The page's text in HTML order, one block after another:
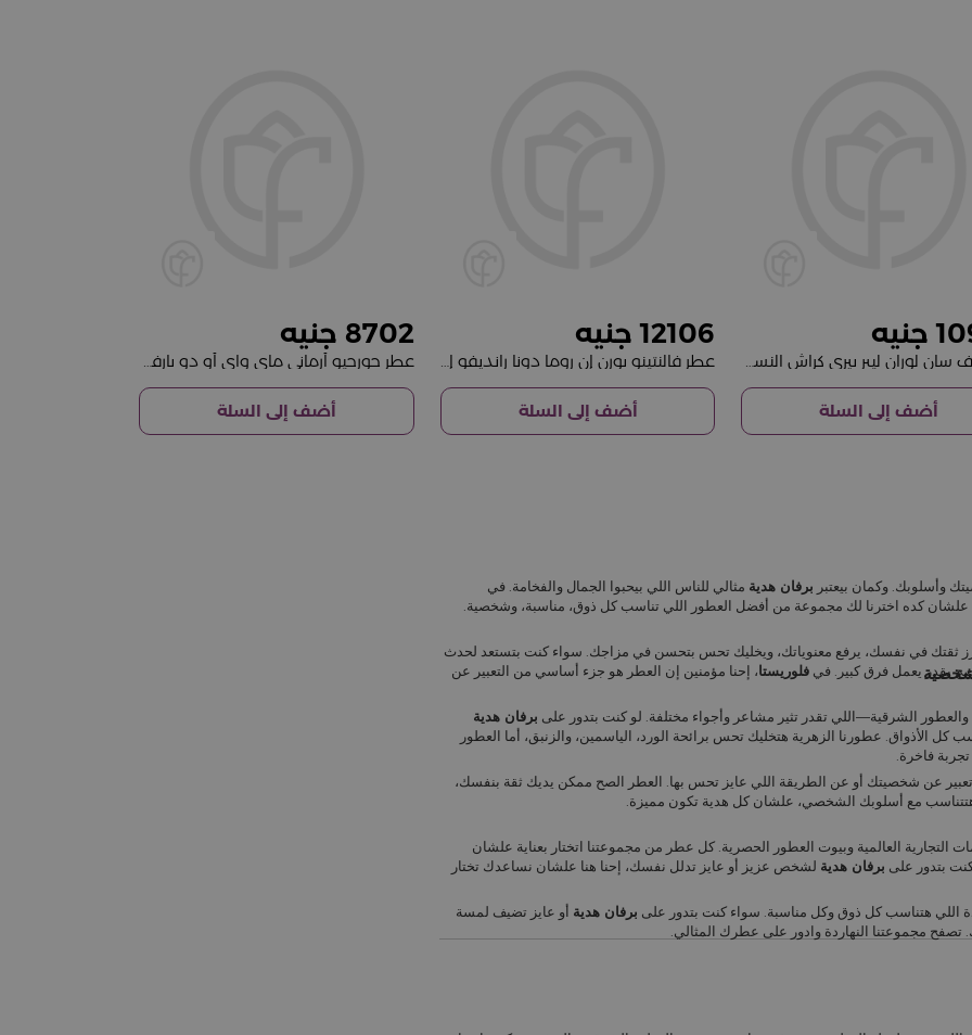
عطر إيف سان لوران ليبر بيري كراش النسائي 90 مل
أضف إلى السلة
12106
عطر فالنتينو بورن إن روما دونا رانديفو إيفوري، ماء عطر 100 مل
أضف إلى السلة
8702
عطر جورجيو أرماني ماي واي أو دو بارفان 50 مل
أضف إلى السلة
وأسلوبك. وكمان بيعتبر برفان هدية مثالي للناس اللي بيحبوا الجمال والفخامة. في
علشان كده اخترنا لك مجموعة من أفضل العطور اللي تناسب كل ذوق، مناسبة، وشخصية.
ثقتك في نفسك، يرفع معنوياتك، ويخليك تحس بتحسن في مزاجك. سواء كنت بتستعد لحدث
يقدر يعمل فرق كبير. في فلوريستا، إحنا مؤمنين إن العطر هو جزء أساسي من التعبير عن شخصية
والعطور الشرقية—اللي تقدر تثير مشاعر وأجواء مختلفة. لو كنت بتدور على برفان هدية
كل الأذواق. عطورنا الزهرية هتخليك تحس برائحة الورد، الياسمين، والزنبق، أما العطور
فاخرة.
عن شخصيتك أو عن الطريقة اللي عايز تحس بها. العطر الصح ممكن يديك ثقة بنفسك،
مع أسلوبك الشخصي، علشان كل هدية تكون مميزة.
التجارية العالمية وبيوت العطور الحصرية. كل عطر من مجموعتنا اتختار بعناية علشان
بتدور على برفان هدية لشخص عزيز أو عايز تدلل نفسك، إحنا هنا علشان نساعدك تختار
اللي هتناسب كل ذوق وكل مناسبة. سواء كنت بتدور على برفان هدية أو عايز تضيف لمسة
تصفح مجموعتنا النهاردة وادور على عطرك المثالي.